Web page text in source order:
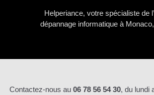
Helperiance, votre spécialiste de
dépannage informatique à
Contactez-nous au 06 78 56 54 30, du lundi